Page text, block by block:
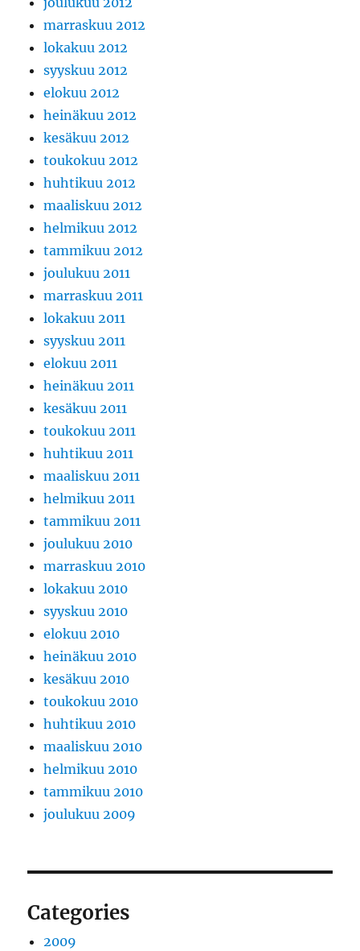
marraskuu 2012
lokakuu 2012
syyskuu 2012
elokuu 2012
heinäkuu 2012
kesäkuu 2012
toukokuu 2012
huhtikuu 2012
maaliskuu 2012
helmikuu 2012
tammikuu 2012
joulukuu 2011
marraskuu 2011
lokakuu 2011
syyskuu 2011
elokuu 2011
heinäkuu 2011
kesäkuu 2011
toukokuu 2011
huhtikuu 2011
maaliskuu 2011
helmikuu 2011
tammikuu 2011
joulukuu 2010
marraskuu 2010
lokakuu 2010
syyskuu 2010
elokuu 2010
heinäkuu 2010
kesäkuu 2010
toukokuu 2010
huhtikuu 2010
maaliskuu 2010
helmikuu 2010
tammikuu 2010
joulukuu 2009
Categories
2009